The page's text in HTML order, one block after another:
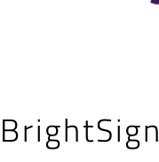
BrightSign